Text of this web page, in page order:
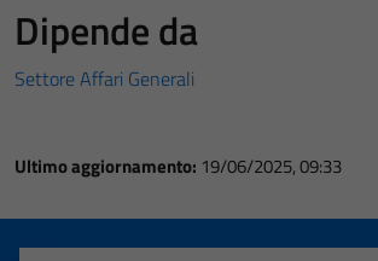
Dipende da
Settore Affari Generali
Ultimo aggiornamento: 19/06/2025, 09:33